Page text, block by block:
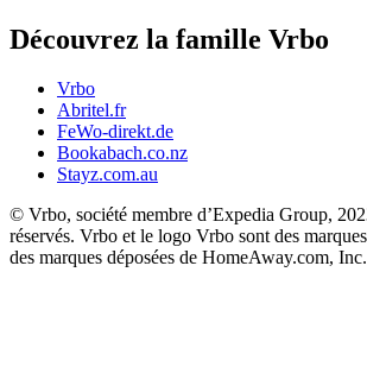
Découvrez la famille Vrbo
Vrbo
Abritel.fr
FeWo-direkt.de
Bookabach.co.nz
Stayz.com.au
© Vrbo, société membre d’Expedia Group,
réservés. Vrbo et le logo Vrbo sont des
des marques déposées de HomeAway.com, Inc.